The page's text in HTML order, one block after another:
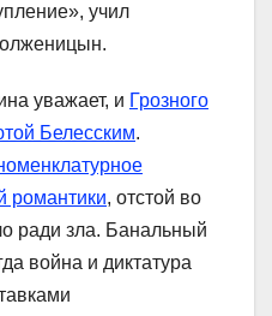
учил
уважает, и Грозного
Белесским.
романтики, отстой во
ради зла. Банальный
война и диктатура